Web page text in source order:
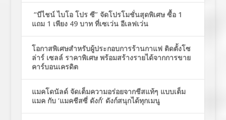
“บีไชน์ ไบโอ โปร ซี” จัดโปรโมชั่นสุดพิเศษ ซื้อ 1
แถม 1 เพียง 49 บาท ที่เซเว่น อีเลฟเว่น
โอกาสพิเศษสำหรับผู้ประกอบการร้านกาแฟ ติดตั้งโซ
ล่าร์ เซลล์ ราคาพิเศษ พร้อมสร้างรายได้จากการขาย
คาร์บอนเครดิต
แมคโดนัลด์ จัดเต็มความอร่อยจากชีสแท้ๆ แบบเต็ม
แมค กับ ‘แมคชีสซี่ ดังก์’ ดังก์สนุกได้ทุกเมนู